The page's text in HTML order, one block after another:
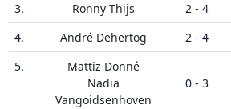
3. Ronny Thijs 2 - 4
4.
André Dehertog 2 - 4
5.
Mattiz Donné
Nadia
Vangoidsenhoven
0 - 3